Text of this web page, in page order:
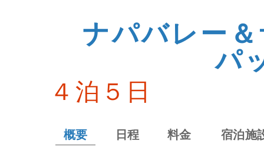
ナパバレー
パ
４泊５日
概要 日程 料金 宿泊施